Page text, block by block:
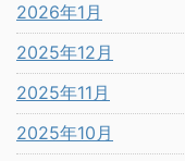
2026年1月
2025年12月
2025年11月
2025年10月